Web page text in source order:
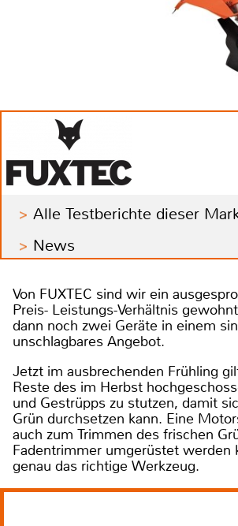
Alle Testberichte dieser
News
Von FUXTEC sind wir ein
Preis- Leistungs-Verhältnis
dann noch zwei Geräte in einem
unschlagbares Angebot.
Jetzt im ausbrechenden Frühling
Reste des im Herbst
und Gestrüpps zu stutzen, damit
Grün durchsetzen kann. Eine
auch zum Trimmen des frischen
Fadentrimmer umgerüstet werden
genau das richtige Werkzeug.